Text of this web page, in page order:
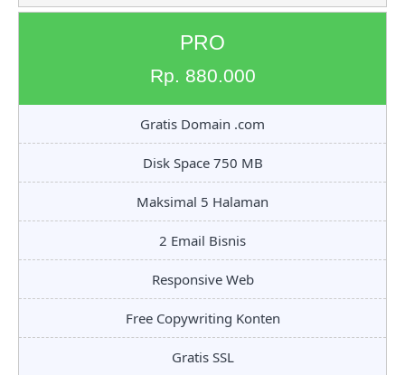
PRO
Rp. 880.000
Gratis Domain .com
Disk Space 750 MB
Maksimal 5 Halaman
2 Email Bisnis
Responsive Web
Free Copywriting Konten
Gratis SSL